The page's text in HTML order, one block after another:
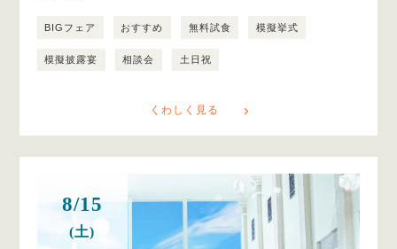
BIGフェア おすすめ 無料試食 模擬挙式
模擬披露宴 相談会 土日祝
くわしく見る
8/15
(土)